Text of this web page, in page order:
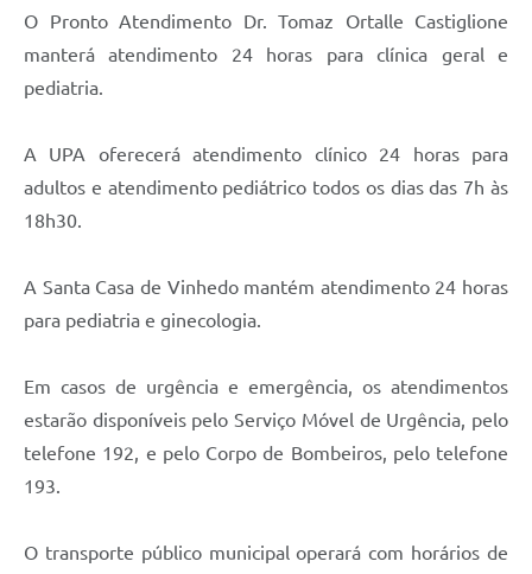
Arquivos para Download
Galeria de Vídeos
Legislação
Serviços Online
O Pronto Atendimento Dr. Tomaz Ortalle Castiglione
manterá atendimento 24 horas para clínica geral e
pediatria.
A UPA oferecerá atendimento clínico 24 horas para
adultos e atendimento pediátrico todos os dias das 7h às
18h30.
A Santa Casa de Vinhedo mantém atendimento 24 horas
para pediatria e ginecologia.
Em casos de urgência e emergência, os atendimentos
estarão disponíveis pelo Serviço Móvel de Urgência, pelo
telefone 192, e pelo Corpo de Bombeiros, pelo telefone
193.
O transporte público municipal operará com horários de